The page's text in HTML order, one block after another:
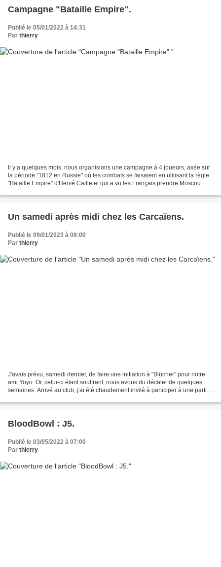
Campagne "Bataille Empire".
Publié le 05/01/2022 à 14:31
Par thierry
Il y a quelques mois, nous organisions une campagne à 4 joueurs, axée sur
la période "1812 en Russie" où les combats se faisaient en utilisant la règle
"Bataille Empire" d'Hervé Caille et qui a vu les Français prendre Moscou.
Un samedi après midi chez les Carcaïens.
Publié le 09/01/2023 à 08:00
Par thierry
J'avais prévu, samedi dernier, de faire une initiation à "Blücher" pour notre
ami Yoyo. Or, celui-ci étant souffrant, nous avons du décaler de quelques
semaines. Arrivé au club, j'ai été chaudement invité à participer à une partie
BloodBowl : J5.
Publié le 03/05/2022 à 07:00
Par thierry